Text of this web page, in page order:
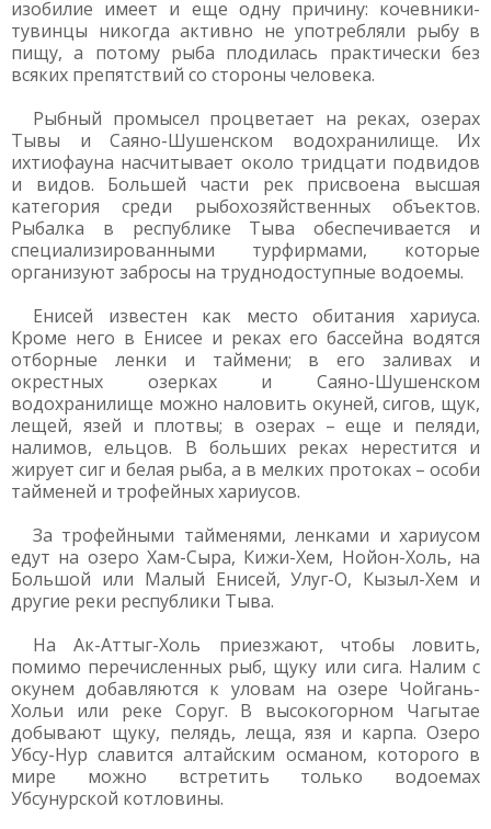
изобилие имеет и еще одну причину: кочевники-
тувинцы никогда активно не употребляли рыбу в
пищу, а потому рыба плодилась практически без
всяких препятствий со стороны человека.
Рыбный промысел процветает на реках, озерах
Тывы и Саяно-Шушенском водохранилище. Их
ихтиофауна насчитывает около тридцати подвидов
и видов. Большей части рек присвоена высшая
категория среди рыбохозяйственных объектов.
Рыбалка в республике Тыва обеспечивается и
специализированными турфирмами, которые
организуют забросы на труднодоступные водоемы.
Енисей известен как место обитания хариуса.
Кроме него в Енисее и реках его бассейна водятся
отборные ленки и таймени; в его заливах и
окрестных озерках и Саяно-Шушенском
водохранилище можно наловить окуней, сигов, щук,
лещей, язей и плотвы; в озерах – еще и пеляди,
налимов, ельцов. В больших реках нерестится и
жирует сиг и белая рыба, а в мелких протоках – особи
тайменей и трофейных хариусов.
За трофейными тайменями, ленками и хариусом
едут на озеро Хам-Сыра, Кижи-Хем, Нойон-Холь, на
Большой или Малый Енисей, Улуг-О, Кызыл-Хем и
другие реки республики Тыва.
На Ак-Аттыг-Холь приезжают, чтобы ловить,
помимо перечисленных рыб, щуку или сига. Налим с
окунем добавляются к уловам на озере Чойгань-
Хольи или реке Соруг. В высокогорном Чагытае
добывают щуку, пелядь, леща, язя и карпа. Озеро
Убсу-Нур славится алтайским османом, которого в
мире можно встретить только водоемах
Убсунурской котловины.